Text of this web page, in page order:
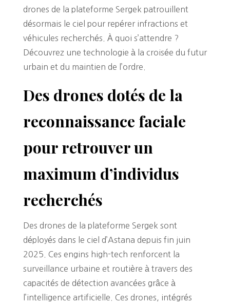
drones de la plateforme Sergek patrouillent
désormais le ciel pour repérer infractions et
véhicules recherchés. À quoi s’attendre ?
Découvrez une technologie à la croisée du futur
urbain et du maintien de l’ordre.
Des drones dotés de la
reconnaissance faciale
pour retrouver un
maximum d’individus
recherchés
Des drones de la plateforme Sergek sont
déployés dans le ciel d’Astana depuis fin juin
2025. Ces engins high-tech renforcent la
surveillance urbaine et routière à travers des
capacités de détection avancées grâce à
l’intelligence artificielle. Ces drones, intégrés